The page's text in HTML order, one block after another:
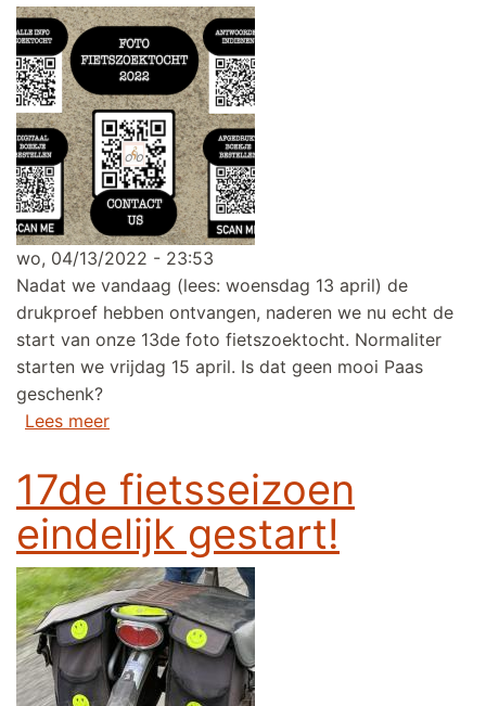
wo, 04/13/2022 - 23:53
Nadat we vandaag (lees: woensdag 13 april) de
drukproef hebben ontvangen, naderen we nu echt de
start van onze 13de foto fietszoektocht. Normaliter
starten we vrijdag 15 april. Is dat geen mooi Paas
geschenk?
Lees meerover Wedstrijd fietszoektocht start op
17de fietsseizoen
eindelijk gestart!